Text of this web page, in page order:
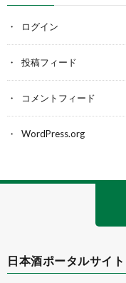
ログイン
投稿フィード
コメントフィード
WordPress.org
日本酒ポータルサイ